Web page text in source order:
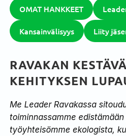
OMAT HANKKEET
Kansainvälisyys Liity
RAVAKAN
KEHITYKSEN
Me Leader Ravakassa
toiminnassamme
työyhteisömme ekologista,